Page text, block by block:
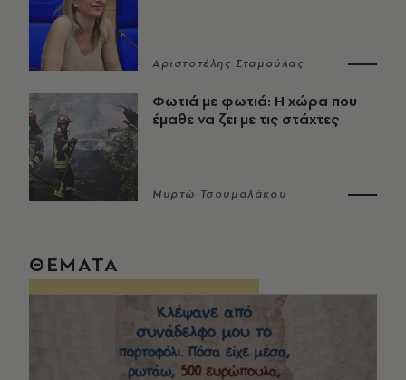
Αριστοτέλης Σταμούλας
Φωτιά με φωτιά: Η χώρα που
έμαθε να ζει με τις στάχτες
Μυρτώ Τσουμαλάκου
ΘΕΜΑΤΑ